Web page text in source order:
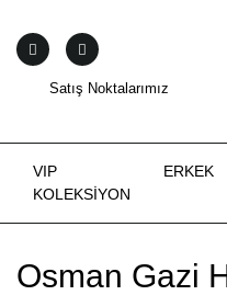
Satış Noktalarımız
VIP
KOLEKSİYON
ERKEK
Osman Gazi